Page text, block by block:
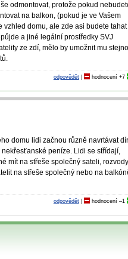
odmontovat, protože pokud
na balkon, (pokud je ve Vašem
vzhled domu, ale zde asi budete
a jiné legální prostředky SVJ
ze zdí, mělo by umožnit mu
odpovědět| hodnocení +7
domu lidi začnou různě navrtávat
peníze. Lidi se střídají,
mít na střeše společný sateli,
na střeše společný nebo na
odpovědět| hodnocení –1